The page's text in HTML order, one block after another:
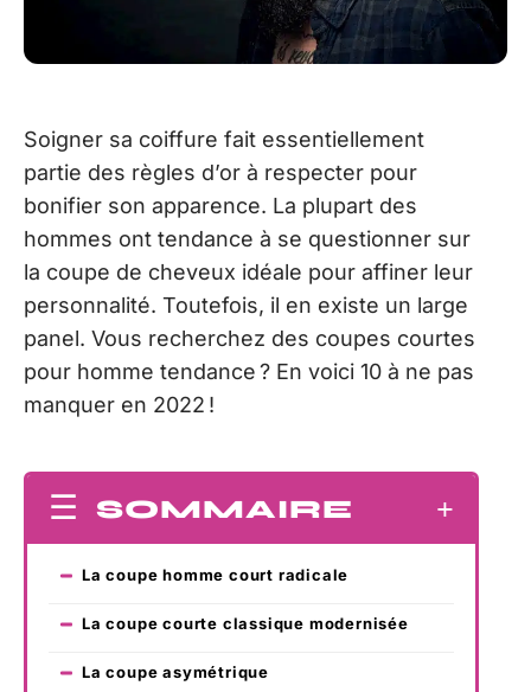
Soigner sa coiffure fait essentiellement
partie des règles d’or à respecter pour
bonifier son apparence. La plupart des
hommes ont tendance à se questionner sur
la coupe de cheveux idéale pour affiner leur
personnalité. Toutefois, il en existe un large
panel. Vous recherchez des coupes courtes
pour homme tendance ? En voici 10 à ne pas
manquer en 2022 !
SOMMAIRE
La coupe homme court radicale
La coupe courte classique modernisée
La coupe asymétrique